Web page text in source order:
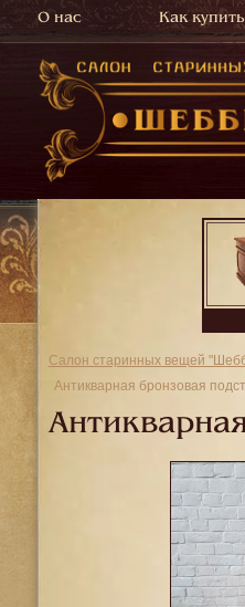
О нас Как купить
Салон старинных вещей
Антикварная бронзовая